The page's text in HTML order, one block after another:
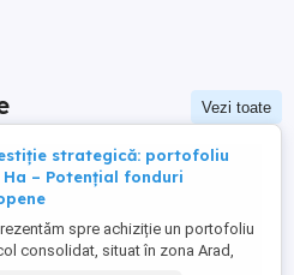
Vezi toate
strategică: portofoliu
Ha – Potențial fonduri
spre achiziție un portofoliu
consolidat, situat în zona Arad,